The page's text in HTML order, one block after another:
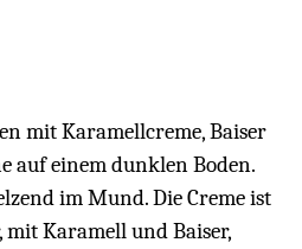
mit Karamellcreme, Baiser
auf einem dunklen Boden.
im Mund. Die Creme ist
Karamell und Baiser,